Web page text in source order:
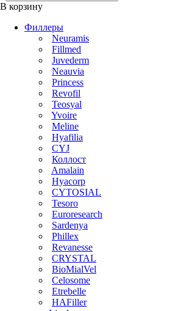
В корзину
Филлеры
Neuramis
Fillmed
Juvederm
Neauvia
Princess
Revofil
Teosyal
Yvoire
Meline
Hyafilia
CYJ
Коллост
Amalain
Hyacorp
CYTOSIAL
Tesoro
Euroresearch
Sardenya
Phillex
Revanesse
CRYSTAL
BioMialVel
Celosome
Etrebelle
HAFiller